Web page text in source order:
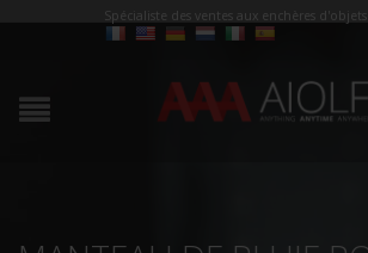
Spécialiste des ventes aux enchères